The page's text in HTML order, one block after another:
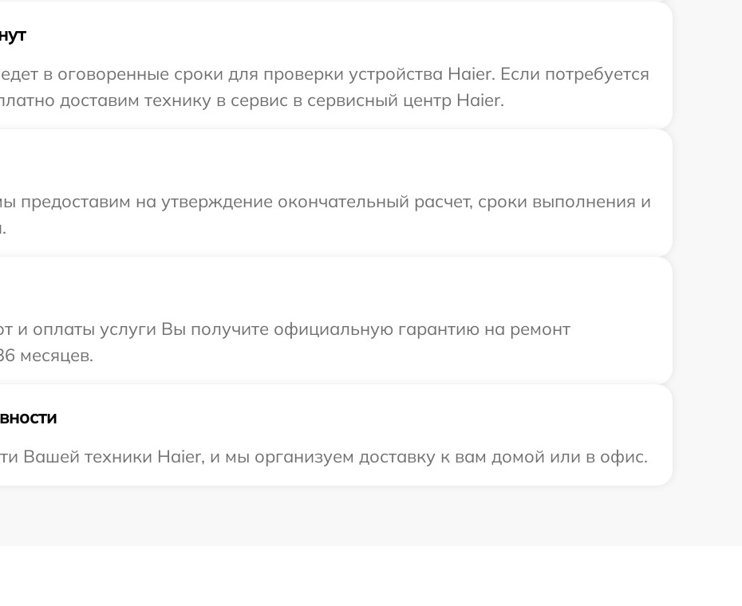
в оговоренные сроки для проверки устройства Haier. Если потребуется
доставим технику в сервис в сервисный центр Haier.
предоставим на утверждение окончательный расчет, сроки выполнения и
и оплаты услуги Вы получите официальную гарантию на ремонт
месяцев.
Вашей техники Haier, и мы организуем доставку к вам домой или в офис.